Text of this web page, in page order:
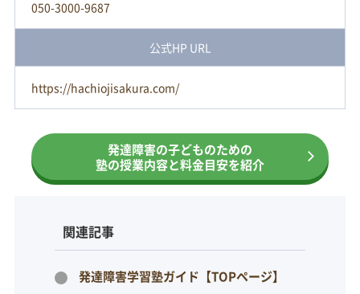
050-3000-9687
公式HP URL
https://hachiojisakura.com/
発達障害の子どものための
塾の授業内容と料金目安を紹介
関連記事
発達障害学習塾ガイド【TOPページ】